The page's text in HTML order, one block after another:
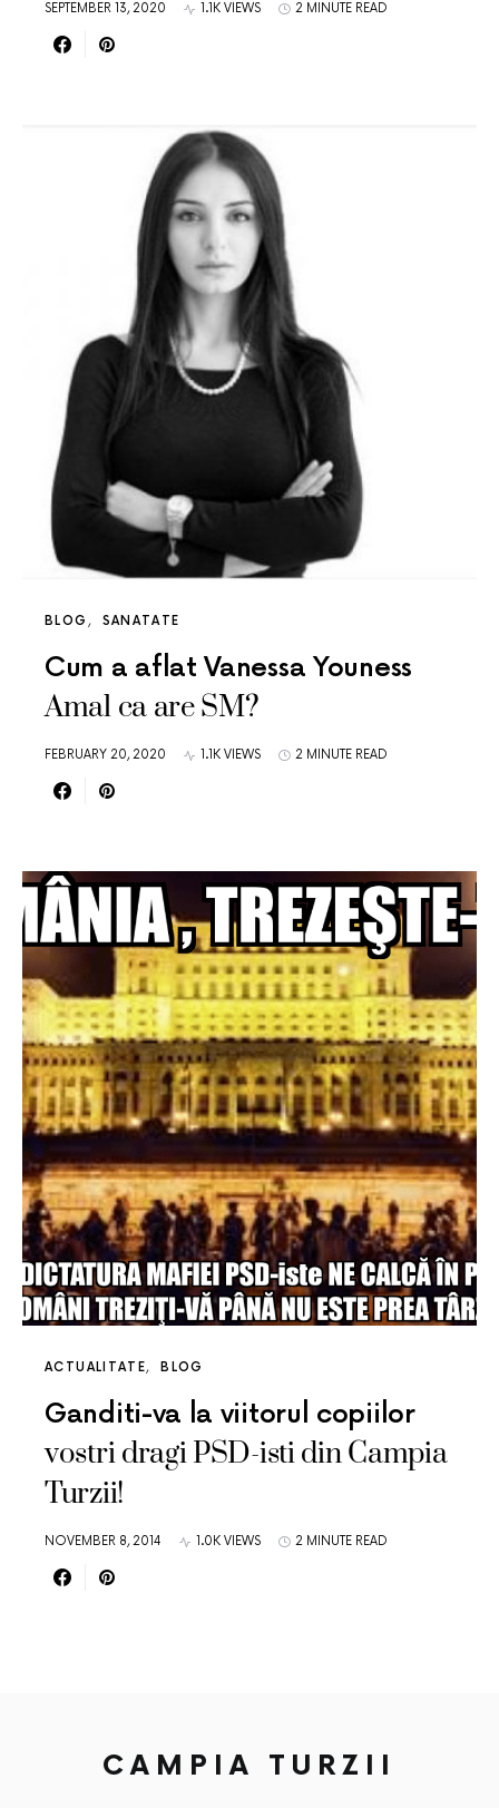
SEPTEMBER 13, 2020 1.1K VIEWS 2 MINUTE READ
BLOG SANATATE
Cum a aflat Vanessa Youness
Amal ca are SM?
FEBRUARY 20, 2020 1.1K VIEWS 2 MINUTE READ
ACTUALITATE BLOG
Ganditi-va la viitorul copiilor
vostri dragi PSD-isti din Campia
Turzii!
NOVEMBER 8, 2014 1.0K VIEWS 2 MINUTE READ
CAMPIA TURZII